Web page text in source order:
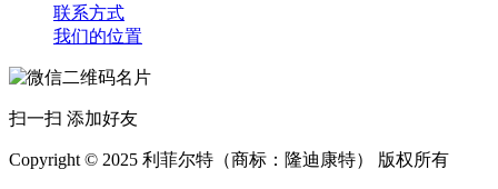
联系方式
我们的位置
扫一扫 添加好友
Copyright © 2025 利菲尔特（商标：隆迪康特） 版权所有